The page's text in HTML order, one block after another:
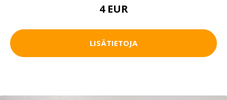
4 EUR
LISÄTIETOJA